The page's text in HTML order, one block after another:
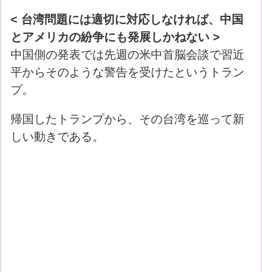
< 台湾問題には適切に対応しなければ、中国
とアメリカの紛争にも発展しかねない >
中国側の発表では先週の米中首脳会談で習近
平からそのような警告を受けたというトラン
プ。
帰国したトランプから、その台湾を巡って新
しい動きである。